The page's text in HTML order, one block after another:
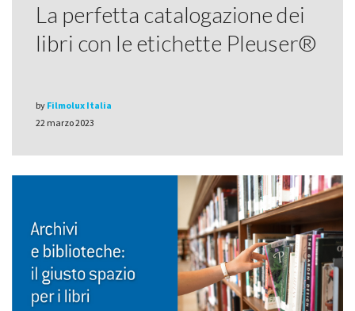
La perfetta catalogazione dei
libri con le etichette Pleuser®
by Filmolux Italia
22 marzo 2023